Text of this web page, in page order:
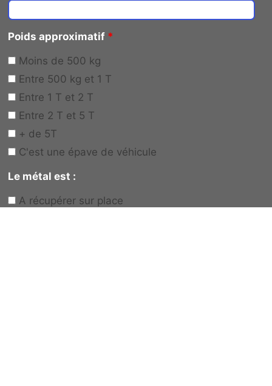
Poids approximatif *
Moins de 500 kg
Entre 500 kg et 1 T
Entre 1 T et 2 T
Entre 2 T et 5 T
+ de 5T
C'est une épave de véhicule
Le métal est :
A récupérer sur place